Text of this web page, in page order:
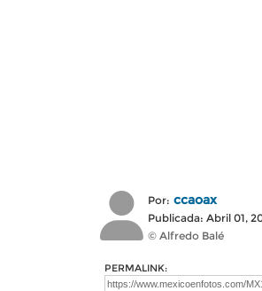
Por: ccaoax
Publicada: Abril 01,
© Alfredo Balé
PERMALINK: